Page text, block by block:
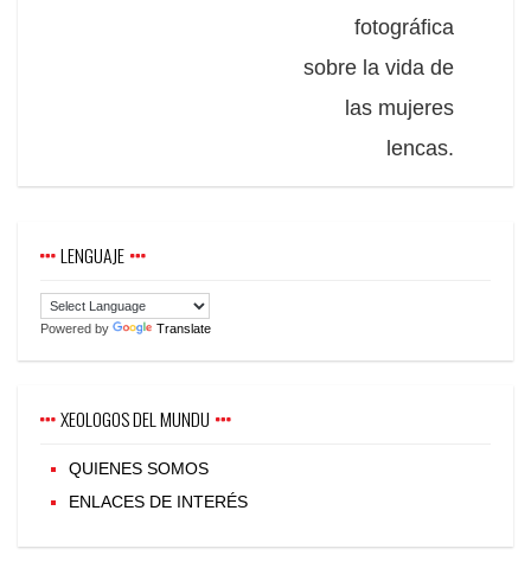
fotográfica
sobre la vida de
las mujeres
lencas.
LENGUAJE
Powered by Translate
XEOLOGOS DEL MUNDU
QUIENES SOMOS
ENLACES DE INTERÉS